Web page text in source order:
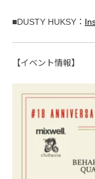
■DUSTY HUKSY：
【イベント情報】